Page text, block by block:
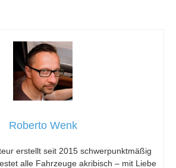
Roberto Wenk
erstellt seit 2015 schwerpunktmäßig
alle Fahrzeuge akribisch – mit Liebe